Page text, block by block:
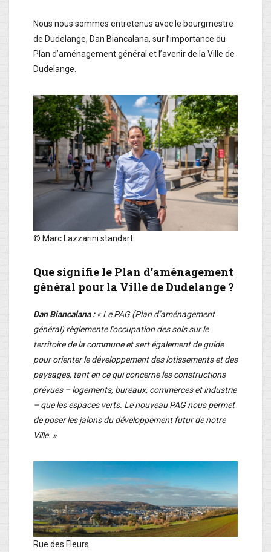
Nous nous sommes entretenus avec le bourgmestre
de Dudelange, Dan Biancalana, sur l’importance du
Plan d’aménagement général et l’avenir de la Ville de
Dudelange.
© Marc Lazzarini standart
Que signifie le Plan d’aménagement
général pour la Ville de Dudelange ?
Dan Biancalana :« Le PAG (Plan d’aménagement
général) règlemente l’occupation des sols sur le
territoire de la commune et sert également de guide
pour orienter le développement des lotissements et des
paysages, tant en ce qui concerne les constructions
prévues – logements, bureaux, commerces et industrie
– que les espaces verts. Le nouveau PAG nous permet
de poser les jalons du développement futur de notre
Ville. »
Rue des Fleurs